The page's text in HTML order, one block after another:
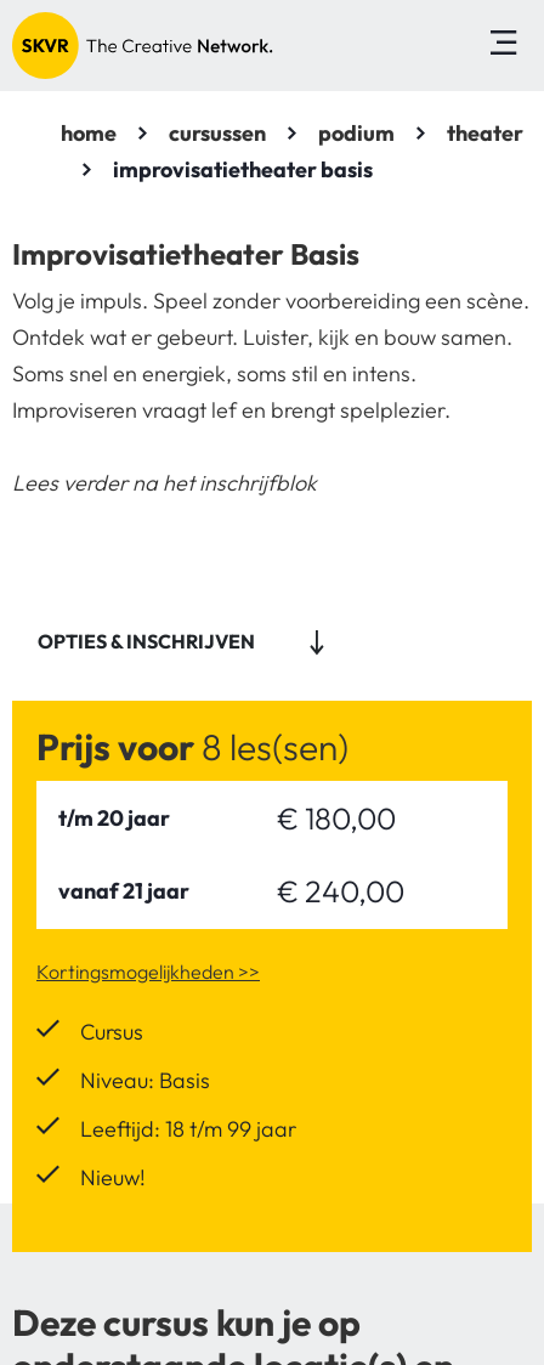
home cursussen podium
theater
improvisatietheater basis
Improvisatietheater Basis
Volg je impuls. Speel zonder voorbereiding een scène.
Ontdek wat er gebeurt. Luister, kijk en bouw samen.
Soms snel en energiek, soms stil en intens.
Improviseren vraagt lef en brengt spelplezier.
Lees verder na het inschrijfblok
OPTIES & INSCHRIJVEN
Prijs voor8 les(sen)
t/m 20 jaar € 180,00
vanaf 21 jaar € 240,00
Kortingsmogelijkheden >>
Cursus
Niveau: Basis
Leeftijd: 18 t/m 99 jaar
Nieuw!
Deze cursus kun je op